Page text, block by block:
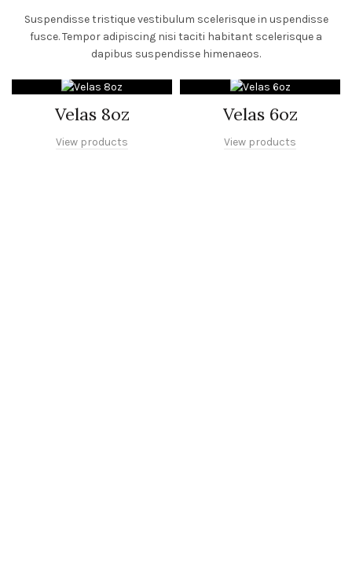
Suspendisse tristique vestibulum scelerisque in uspendisse
fusce. Tempor adipiscing nisi taciti habitant scelerisque a
dapibus suspendisse himenaeos.
Velas 8oz
View products
Velas 6oz
View products